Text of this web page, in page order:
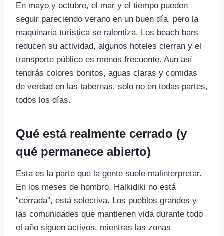
En mayo y octubre, el mar y el tiempo pueden
seguir pareciendo verano en un buen día, pero la
maquinaria turística se ralentiza. Los beach bars
reducen su actividad, algunos hoteles cierran y el
transporte público es menos frecuente. Aun así
tendrás colores bonitos, aguas claras y comidas
de verdad en las tabernas, solo no en todas partes,
todos los días.
Qué está realmente cerrado (y
qué permanece abierto)
Esta es la parte que la gente suele malinterpretar.
En los meses de hombro, Halkidiki no está
“cerrada”, está selectiva. Los pueblos grandes y
las comunidades que mantienen vida durante todo
el año siguen activos, mientras las zonas